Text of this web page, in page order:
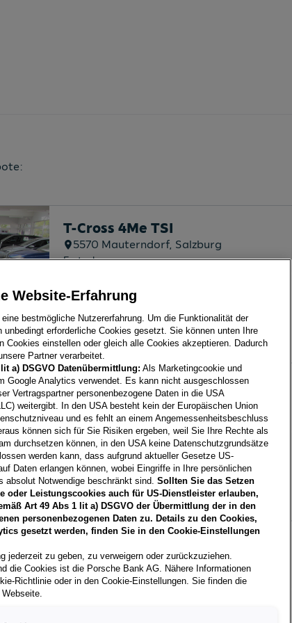
T-Cross 4Me TSI
5570 Mauterndorf, Salzburg
Erstzulassung
Kilometerstand
Fahrzeug & Finanzierung
Ibiza FR 1.0 TSI 95PS
4240 Freistadt, Oberösterreich
Erstzulassung
03/2026
Kilometerstand
201 km
Fahrzeug & Finanzierung
8045 Graz, Steiermark
Erstzulassung
Website-Erfahrung
bestmögliche Nutzererfahrung. Um die Funktionalität der
unbedingt erforderliche Cookies gesetzt. Sie können unten Ihre
Cookies einstellen oder gleich alle Cookies akzeptieren. Dadurch
Partner verarbeitet.
a) DSGVO Datenübermittlung: Als Marketingcookie und
Google Analytics verwendet. Es kann nicht ausgeschlossen
Vertragspartner personenbezogene Daten in die USA
weitergibt. In den USA besteht kein der Europäischen Union
und es fehlt an einem Angemessenheitsbeschluss
können sich für Sie Risiken ergeben, weil Sie Ihre Rechte als
durchsetzen können, in den USA keine Datenschutzgrundsätze
werden kann, dass aufgrund aktueller Gesetze US-
Daten erlangen können, wobei Eingriffe in Ihre persönlichen
absolut Notwendige beschränkt sind. Sollten Sie das Setzen
oder Leistungscookies auch für US-Dienstleister erlauben,
Art 49 Abs 1 lit a) DSGVO der Übermittlung der in den
personenbezogenen Daten zu. Details zu den Cookies,
gesetzt werden, finden Sie in den Cookie-Einstellungen
jederzeit zu geben, zu verweigern oder zurückzuziehen.
die Cookies ist die Porsche Bank AG. Nähere Informationen
Richtlinie oder in den Cookie-Einstellungen. Sie finden die